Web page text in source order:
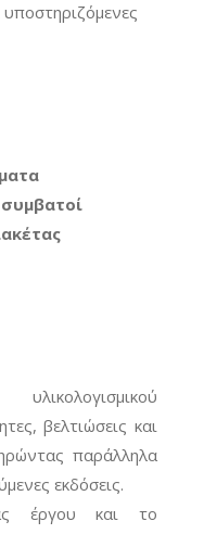
υποστηριζόμενες
βελτιώσεις και
παράλληλα
εκδόσεις.
έργου και το